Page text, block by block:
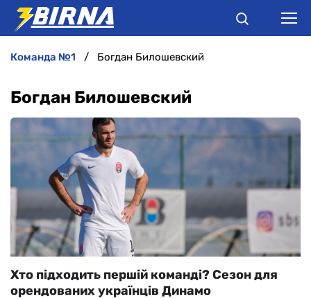
ІНТЕРВ'Ю
РІЗНЕ
БУКМЕКЕРИ
команда №1 Богдан Билошевский
Богдан Билошевский
Хто підходить першій команді? Сезон для
орендованих українців Динамо